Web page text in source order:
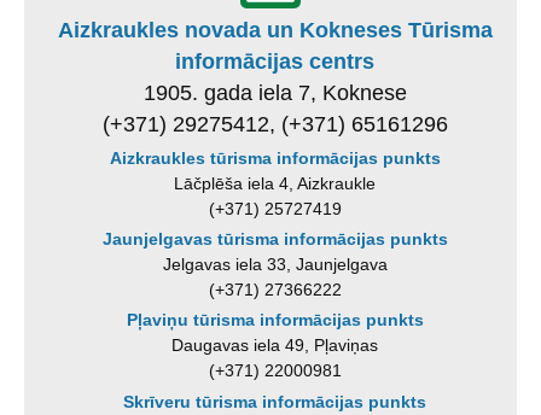
Aizkraukles novada un Kokneses Tūrisma
informācijas centrs
1905. gada iela 7, Koknese
(+371) 29275412, (+371) 65161296
Aizkraukles tūrisma informācijas punkts
Lāčplēša iela 4, Aizkraukle
(+371) 25727419
Jaunjelgavas tūrisma informācijas punkts
Jelgavas iela 33, Jaunjelgava
(+371) 27366222
Pļaviņu tūrisma informācijas punkts
Daugavas iela 49, Pļaviņas
(+371) 22000981
Skrīveru tūrisma informācijas punkts